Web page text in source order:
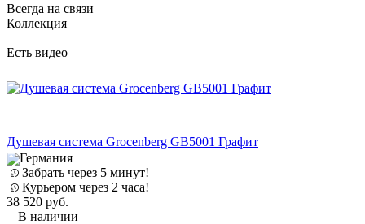
Всегда на связи
Коллекция
Есть видео
Душевая система Grocenberg GB5001 Графит
Германия
Забрать через 5 минут!
Курьером через 2 часа!
38 520 руб.
В наличии